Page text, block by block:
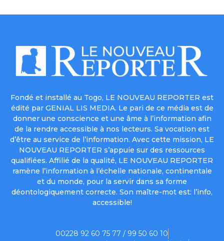
Fondé et installé au Togo, LE NOUVEAU REPORTER est
édité par GENIAL LIS MEDIA. Le pari de ce média est de
donner une conscience et une âme à l’information afin
de la rendre accessible à nos lecteurs. Sa vocation est
d’être au service de l’information. Avec cette mission, LE
NOUVEAU REPORTER s’appuie sur des ressources
qualifiées. Affilié de la qualité, LE NOUVEAU REPORTER
ramène l’information à l’échelle nationale, continentale
et du monde, pour la servir dans sa forme
déontologiquement correcte. Son maître-mot est: l’info,
accessible!
00228 92 60 75 77 / 99 50 60 10